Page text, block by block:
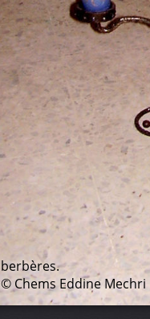
berbères.
© Chems Eddine Mechri